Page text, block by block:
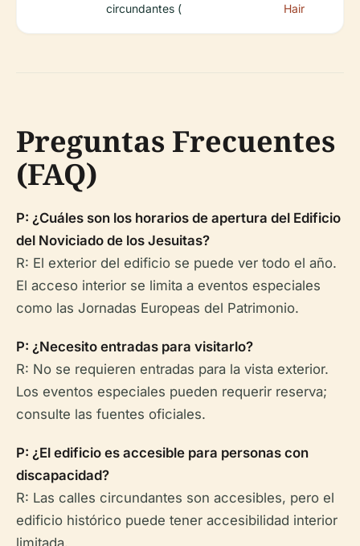
circundantes ( Hair
Preguntas Frecuentes
(FAQ)
P: ¿Cuáles son los horarios de apertura del Edificio
del Noviciado de los Jesuitas?
R: El exterior del edificio se puede ver todo el año.
El acceso interior se limita a eventos especiales
como las Jornadas Europeas del Patrimonio.
P: ¿Necesito entradas para visitarlo?
R: No se requieren entradas para la vista exterior.
Los eventos especiales pueden requerir reserva;
consulte las fuentes oficiales.
P: ¿El edificio es accesible para personas con
discapacidad?
R: Las calles circundantes son accesibles, pero el
edificio histórico puede tener accesibilidad interior
limitada.